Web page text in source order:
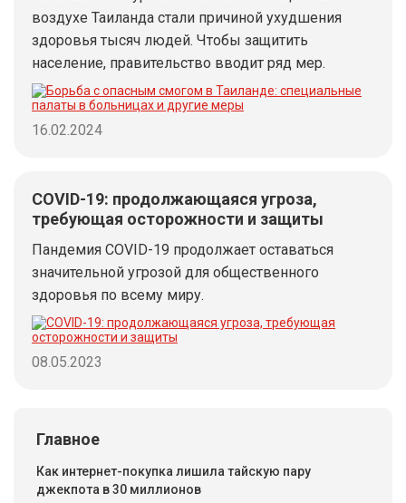
воздухе Таиланда стали причиной ухудшения
здоровья тысяч людей. Чтобы защитить
население, правительство вводит ряд мер.
16.02.2024
COVID-19: продолжающаяся угроза,
требующая осторожности и защиты
Пандемия COVID-19 продолжает оставаться
значительной угрозой для общественного
здоровья по всему миру.
08.05.2023
Главное
Как интернет-покупка лишила тайскую пару
джекпота в 30 миллионов